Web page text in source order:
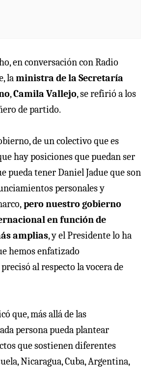
en conversación con Radio
laministra de la Secretaría
,Camila Vallejo, se refirió a los
de partido.
de un colectivo que es
hay posiciones que puedan ser
pueda tener Daniel Jadue que son
personales y
pero nuestro gobierno
en función de
amplias, y el Presidente lo ha
hemos enfatizado
al respecto la vocera de
que, más allá de las
persona pueda plantear
que sostienen diferentes
Nicaragua, Cuba, Argentina,